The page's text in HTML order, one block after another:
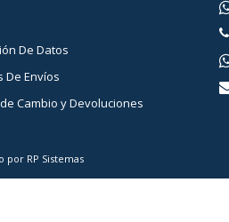
De Datos
De Envíos
Cambio y Devoluciones
por RP Sistemas